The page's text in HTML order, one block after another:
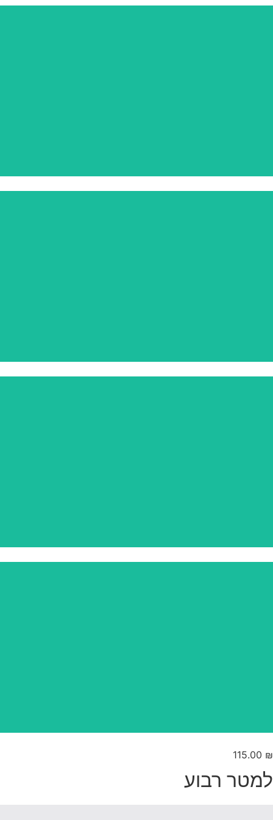
115.00 ₪
למטר רבוע